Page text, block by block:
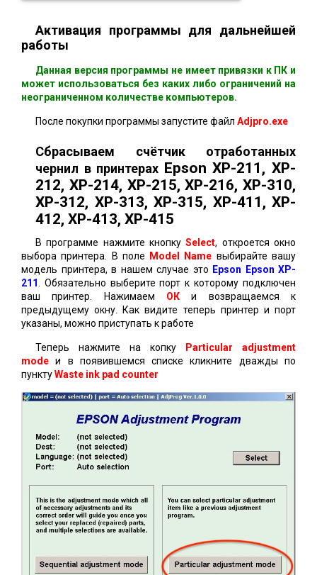
Активация программы для дальнейшей
работы
Данная версия программы не имеет привязки к ПК и
может использоваться без каких либо ограничений на
неограниченном количестве компьютеров.
После покупки программы запустите файл Adjpro.exe
Сбрасываем счётчик отработанных
чернил в принтерах Epson XP-211, XP-
212, XP-214, XP-215, XP-216, XP-310,
XP-312, XP-313, XP-315, ХР-411, XP-
412, XP-413, XP-415
В программе нажмите кнопкуSelect, откроется окно
выбора принтера. В поле
Model Name выбирайте вашу
модель принтера, в нашем случае это Epson Epson XP-
211
. Обязательно выберите порт к которому подключен
ваш принтер. Нажимаем ОК и возвращаемся к
предыдущему окну. Как видите теперь принтер и порт
указаны, можно приступать к работе
Теперь нажмите на копку
Particular adjustment
mode и в появившемся списке кликните дважды по
пунктуWaste ink pad counter